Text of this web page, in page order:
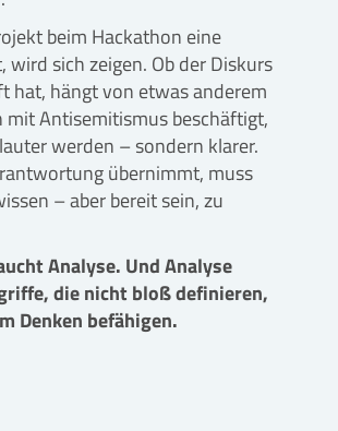
beim Hackathon eine
sich zeigen. Ob der Diskurs
hat, hängt von etwas anderem
mit Antisemitismus beschäftigt,
werden – sondern klarer.
übernimmt, muss
– aber bereit sein, zu
Analyse. Und Analyse
die nicht bloß definieren,
Denken befähigen.